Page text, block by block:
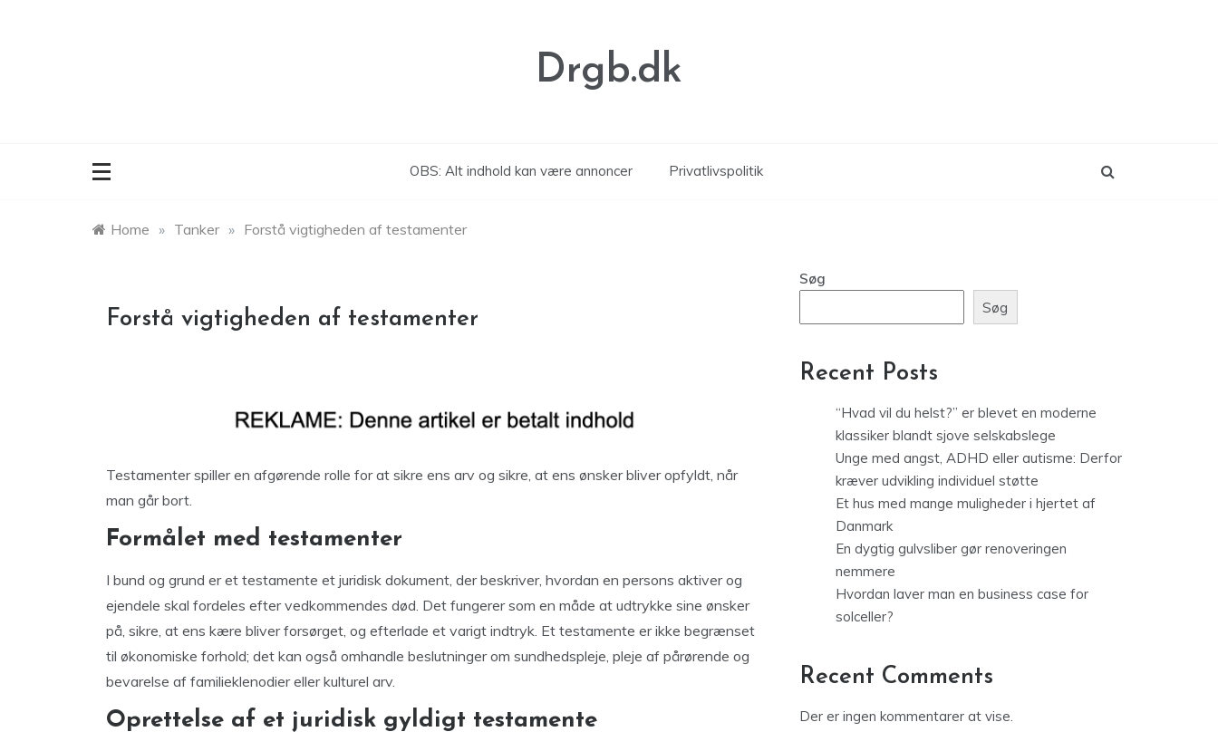
Drgb.dk
OBS: Alt indhold kan være annoncer Privatlivspolitik
Home » Tanker » Forstå vigtigheden af testamenter
Forstå vigtigheden af testamenter
Testamenter spiller en afgørende rolle for at sikre ens arv og sikre, at ens ønsker bliver opfyldt, når
man går bort.
Formålet med testamenter
I bund og grund er et testamente et juridisk dokument, der beskriver, hvordan en persons aktiver og
ejendele skal fordeles efter vedkommendes død. Det fungerer som en måde at udtrykke sine ønsker
på, sikre, at ens kære bliver forsørget, og efterlade et varigt indtryk. Et testamente er ikke begrænset
til økonomiske forhold; det kan også omhandle beslutninger om sundhedspleje, pleje af pårørende og
bevarelse af familieklenodier eller kulturel arv.
Oprettelse af et juridisk gyldigt testamente
Søg
Søg
Recent Posts
“Hvad vil du helst?” er blevet en moderne
klassiker blandt sjove selskabslege
Unge med angst, ADHD eller autisme: Derfor
kræver udvikling individuel støtte
Et hus med mange muligheder i hjertet af
Danmark
En dygtig gulvsliber gør renoveringen
nemmere
Hvordan laver man en business case for
solceller?
Recent Comments
Der er ingen kommentarer at vise.